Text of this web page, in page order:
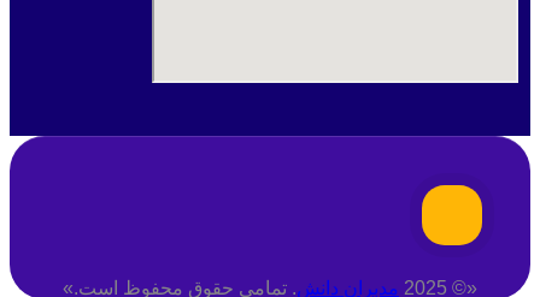
«© 2025 مدبران دانش. تمامی حقوق محفوظ است.»